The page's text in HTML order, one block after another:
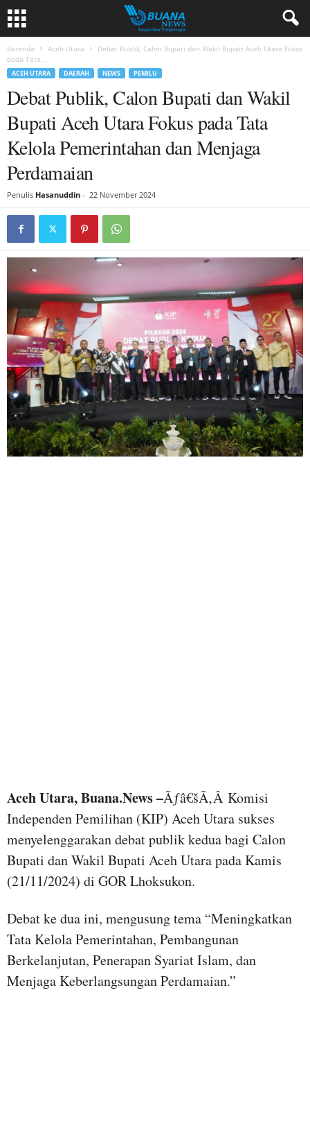
Beranda Aceh Utara
Debat Publik, Calon Bupati dan Wakil Bupati Aceh Utara Fokus
pada Tata...
ACEH UTARA DAERAH NEWS PEMILU
Debat Publik, Calon Bupati dan Wakil
Bupati Aceh Utara Fokus pada Tata
Kelola Pemerintahan dan Menjaga
Perdamaian
Penulis Hasanuddin - 22 November 2024
Aceh Utara, Buana.News –Ãƒâ€šÃ‚Â Komisi
Independen Pemilihan (KIP) Aceh Utara sukses
menyelenggarakan debat publik kedua bagi Calon
Bupati dan Wakil Bupati Aceh Utara pada Kamis
(21/11/2024) di GOR Lhoksukon.
Debat ke dua ini, mengusung tema “Meningkatkan
Tata Kelola Pemerintahan, Pembangunan
Berkelanjutan, Penerapan Syariat Islam, dan
Menjaga Keberlangsungan Perdamaian.”